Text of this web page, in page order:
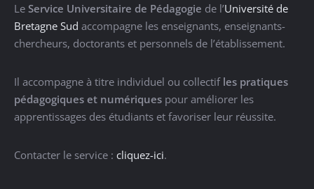
Le Service Universitaire de Pédagogie de l’Université de
Bretagne Sud accompagne les enseignants, enseignants-
chercheurs, doctorants et personnels de l’établissement.
Il accompagne à titre individuel ou collectif les pratiques
pédagogiques et numériques pour améliorer les
apprentissages des étudiants et favoriser leur réussite.
Contacter le service : cliquez-ici.